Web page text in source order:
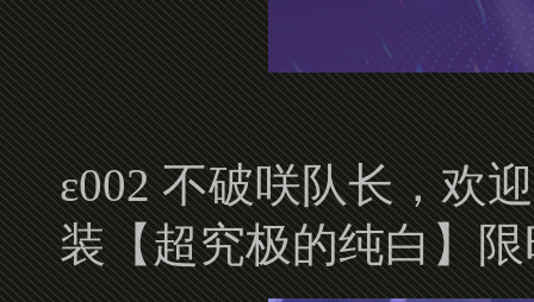
ε002 不破咲队长，欢
装【超究极的纯白】